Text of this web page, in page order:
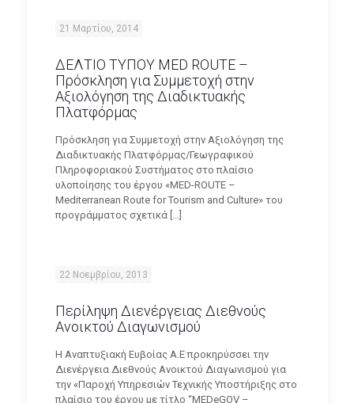
21 Μαρτίου, 2014
ΔΕΛΤΙΟ ΤΥΠΟΥ MED ROUTE –
Πρόσκληση για Συμμετοχή στην
Αξιολόγηση της Διαδικτυακής
Πλατφόρμας
Πρόσκληση για Συμμετοχή στην Αξιολόγηση της
Διαδικτυακής Πλατφόρμας/Γεωγραφικού
Πληροφοριακού Συστήματος στο πλαίσιο
υλοποίησης του έργου «MED-ROUTE –
Mediterranean Route for Tourism and Culture» του
προγράμματος σχετικά[…]
22 Νοεμβρίου, 2013
Περίληψη Διενέργειας Διεθνούς
Ανοικτού Διαγωνισμού
Η Αναπτυξιακή Ευβοίας Α.Ε προκηρύσσει την
Διενέργεια Διεθνούς Ανοικτού Διαγωνισμού για
την «Παροχή Υπηρεσιών Τεχνικής Υποστήριξης στο
πλαίσιο του έργου με τίτλο “MEDeGOV –